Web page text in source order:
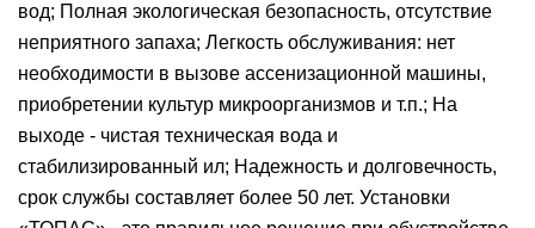
вод; Полная экологическая безопасность, отсутствие
неприятного запаха; Легкость обслуживания: нет
необходимости в вызове ассенизационной машины,
приобретении культур микроорганизмов и т.п.; На
выходе - чистая техническая вода и
стабилизированный ил; Надежность и долговечность,
срок службы составляет более 50 лет. Установки